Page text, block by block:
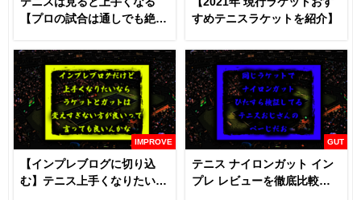
【プロの試合は通しでも絶対
すめテニスラケットを紹介】
IMPROVE
【インプレブログに切り込
む】テニス上手くなりたいな
GUT
テニス ナイロンガット イン
プレ レビューを徹底比較